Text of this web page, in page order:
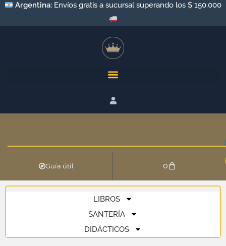
Argentina: Envíos gratis a sucursal superando los $ 150.000
Guía útil 0
LIBROS
SANTERÍA
DIDÁCTICOS